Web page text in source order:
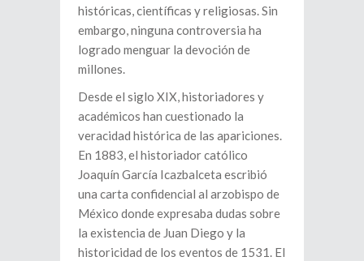
históricas, científicas y religiosas. Sin
embargo, ninguna controversia ha
logrado menguar la devoción de
millones.
Desde el siglo XIX, historiadores y
académicos han cuestionado la
veracidad histórica de las apariciones.
En 1883, el historiador católico
Joaquín García Icazbalceta escribió
una carta confidencial al arzobispo de
México donde expresaba dudas sobre
la existencia de Juan Diego y la
historicidad de los eventos de 1531. El